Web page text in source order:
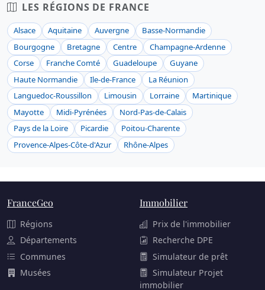
LES RÉGIONS DE FRANCE
Alsace Aquitaine Auvergne
Basse-Normandie
Bourgogne
Bretagne Centre
Champagne-Ardenne
Corse
Franche Comté Guadeloupe
Guyane
Haute Normandie
Ile-de-France
La Réunion
Languedoc-Roussillon
Limousin Lorraine
Martinique
Mayotte
Midi-Pyrénées
Nord-Pas-de-Calais
Pays de la Loire
Picardie
Poitou-Charente
Provence-Alpes-Côte-d'Azur
Rhône-Alpes
FranceGeo
Régions
Départements
Communes
Musées
Immobilier
Prix de l'immobilier
Recherche DPE
Simulateur de prêt
Simulateur Projet
immobilier